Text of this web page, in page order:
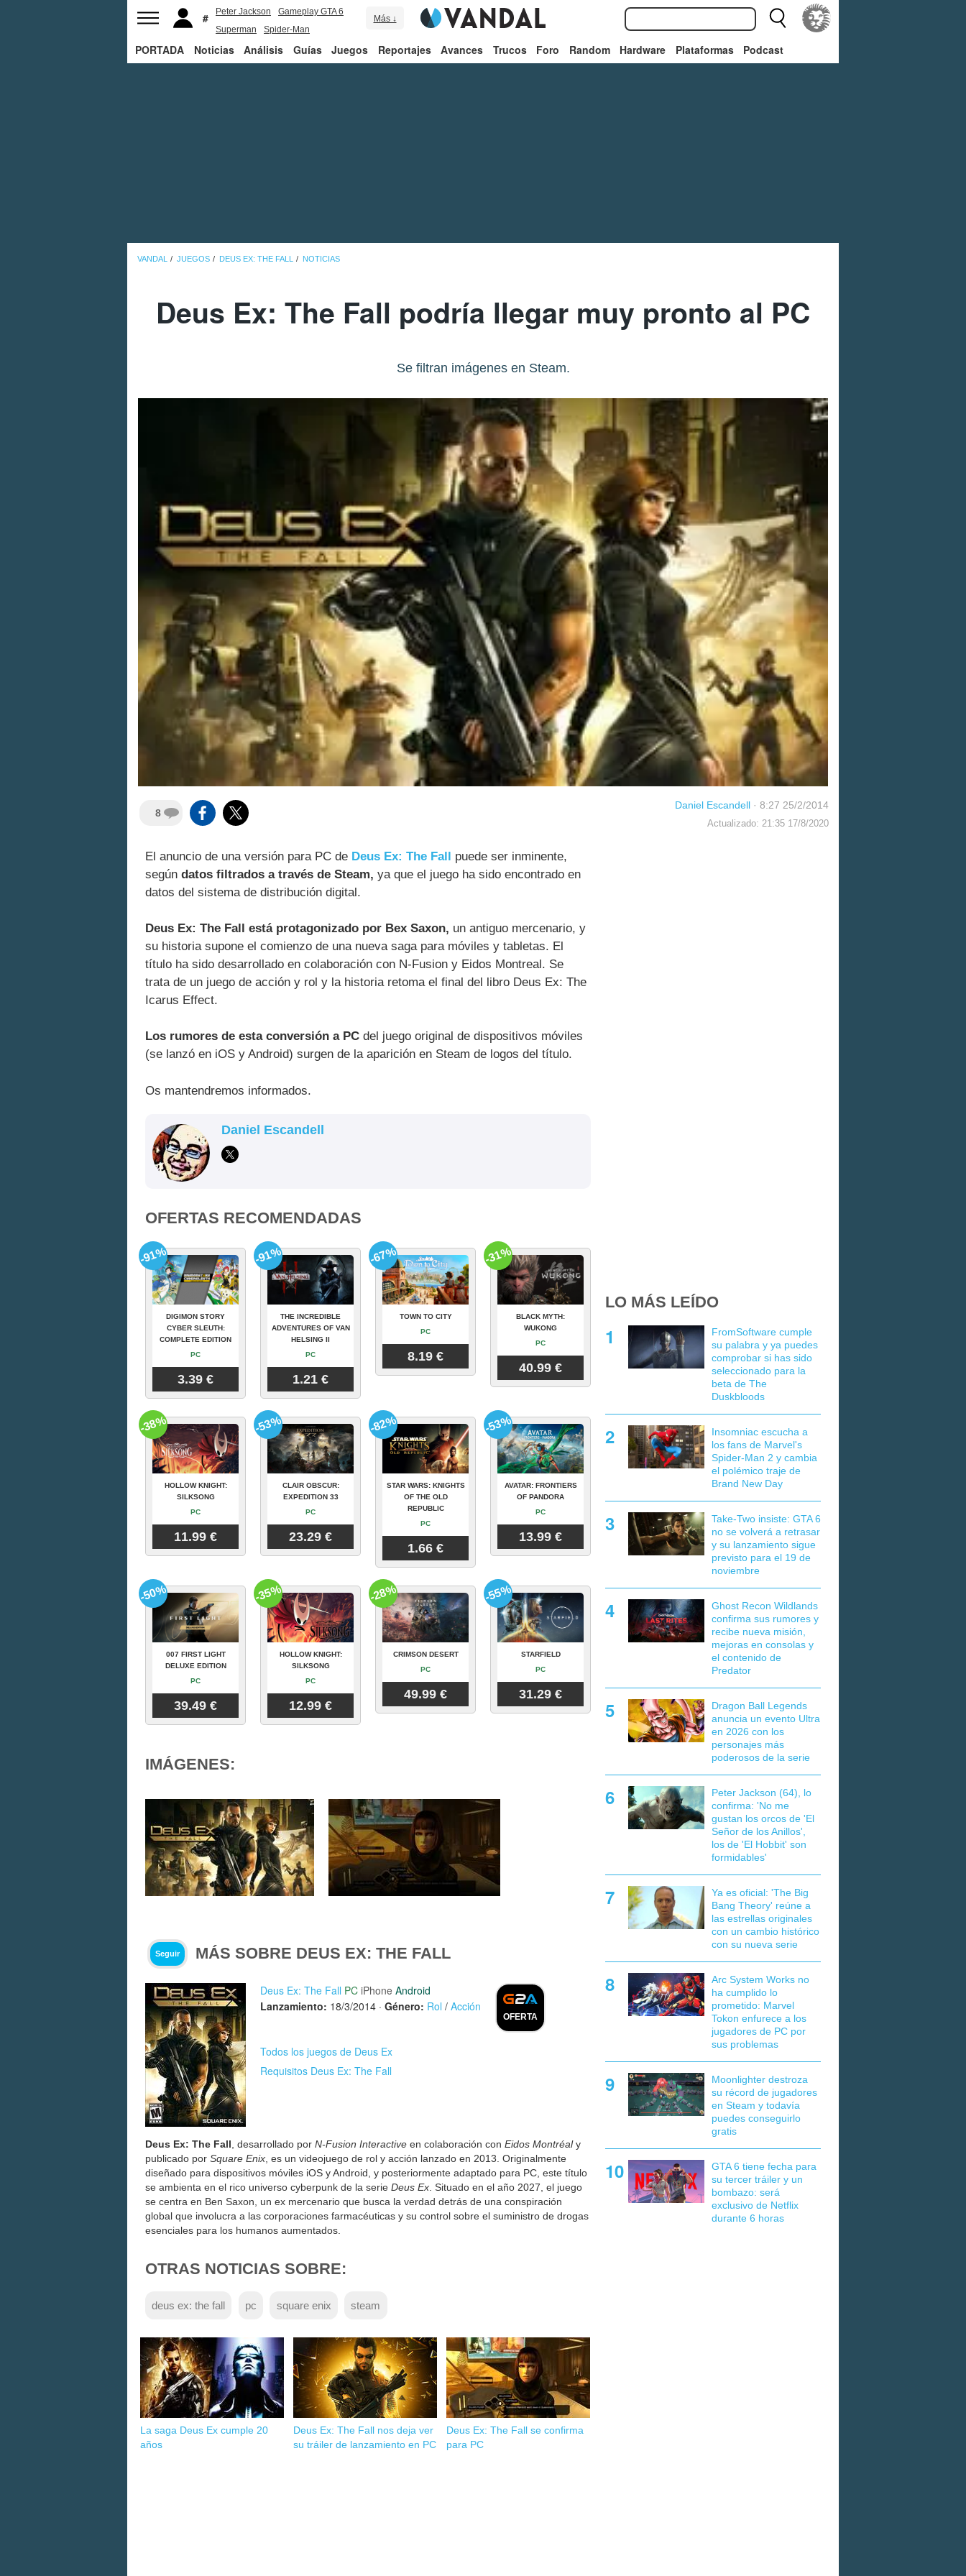
Peter Jackson
Gameplay GTA 6
Superman
Spider-Man
Más ↓
PORTADA Noticias Análisis Guías Juegos Reportajes Avances Trucos Foro Random Hardware Plataformas Podcast
VANDAL JUEGOS DEUS EX: THE FALL NOTICIAS
Deus Ex: The Fall podría llegar muy pronto al PC
Se filtran imágenes en Steam.
8
Daniel Escandell · 8:27 25/2/2014
Actualizado: 21:35 17/8/2020
El anuncio de una versión para PC de Deus Ex: The Fall
puede ser inminente,
según datos filtrados a través de Steam, ya que el juego ha sido encontrado en
datos del sistema de distribución digital.
Deus Ex: The Fall está protagonizado por Bex Saxon, un antiguo mercenario, y
su historia supone el comienzo de una nueva saga para móviles y tabletas. El
título ha sido desarrollado en colaboración con N-Fusion y Eidos Montreal. Se
trata de un juego de acción y rol y la historia retoma el final del libro Deus Ex: The
Icarus Effect.
Los rumores de esta conversión a PC del juego original de dispositivos móviles
(se lanzó en iOS y Android) surgen de la aparición en Steam de logos del título.
Os mantendremos informados.
Daniel Escandell
OFERTAS RECOMENDADAS
DIGIMON STORY
CYBER SLEUTH:
COMPLETE EDITION
PC
3.39 €
-91%
THE INCREDIBLE
ADVENTURES OF VAN
HELSING II
PC
1.21 €
-91%
TOWN TO CITY
PC
8.19 €
-67%
BLACK MYTH:
WUKONG
PC
40.99 €
-31%
HOLLOW KNIGHT:
SILKSONG
PC
11.99 €
-38%
CLAIR OBSCUR:
EXPEDITION 33
PC
23.29 €
-53%
STAR WARS: KNIGHTS
OF THE OLD
REPUBLIC
PC
1.66 €
-82%
AVATAR: FRONTIERS
OF PANDORA
PC
13.99 €
-53%
007 FIRST LIGHT
DELUXE EDITION
PC
39.49 €
-50%
HOLLOW KNIGHT:
SILKSONG
PC
12.99 €
-35%
CRIMSON DESERT
PC
49.99 €
-28%
STARFIELD
PC
31.29 €
-55%
IMÁGENES:
Seguir MÁS SOBRE DEUS EX: THE FALL
Deus Ex: The Fall PC iPhone Android
Lanzamiento: 18/3/2014 · Género: Rol / Acción
OFERTA
Todos los juegos de Deus Ex
Requisitos Deus Ex: The Fall
Deus Ex: The Fall , desarrollado por N-Fusion Interactive en colaboración con Eidos Montréaly
publicado por Square Enix , es un videojuego de rol y acción lanzado en 2013. Originalmente
diseñado para dispositivos móviles iOS y Android, y posteriormente adaptado para PC, este título
se ambienta en el rico universo cyberpunk de la serie Deus Ex . Situado en el año 2027, el juego
se centra en Ben Saxon, un ex mercenario que busca la verdad detrás de una conspiración
global que involucra a las corporaciones farmacéuticas y su control sobre el suministro de drogas
esenciales para los humanos aumentados.
OTRAS NOTICIAS SOBRE:
deus ex: the fall pc square enix steam
La saga Deus Ex cumple 20
años
Deus Ex: The Fall nos deja ver
su tráiler de lanzamiento en PC
Deus Ex: The Fall se confirma
para PC
LO MÁS LEÍDO
FromSoftware cumple
su palabra y ya puedes
comprobar si has sido
seleccionado para la
beta de The
Duskbloods
Insomniac escucha a
los fans de Marvel's
Spider-Man 2 y cambia
el polémico traje de
Brand New Day
Take-Two insiste: GTA 6
no se volverá a retrasar
y su lanzamiento sigue
previsto para el 19 de
noviembre
Ghost Recon Wildlands
confirma sus rumores y
recibe nueva misión,
mejoras en consolas y
el contenido de
Predator
Dragon Ball Legends
anuncia un evento Ultra
en 2026 con los
personajes más
poderosos de la serie
Peter Jackson (64), lo
confirma: 'No me
gustan los orcos de 'El
Señor de los Anillos',
los de 'El Hobbit' son
formidables'
Ya es oficial: 'The Big
Bang Theory' reúne a
las estrellas originales
con un cambio histórico
con su nueva serie
Arc System Works no
ha cumplido lo
prometido: Marvel
Tokon enfurece a los
jugadores de PC por
sus problemas
Moonlighter destroza
su récord de jugadores
en Steam y todavía
puedes conseguirlo
gratis
GTA 6 tiene fecha para
su tercer tráiler y un
bombazo: será
exclusivo de Netflix
durante 6 horas